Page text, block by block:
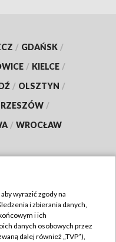
/ GDAŃSK /
/ KIELCE /
/ OLSZTYN /
RZESZÓW /
/ WROCŁAW
wyrazić zgody na
i zbierania danych,
i ich
danych osobowych przez
dalej również „TVP”),